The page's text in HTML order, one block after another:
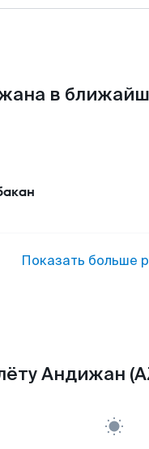
в
Показать больше
Андижан